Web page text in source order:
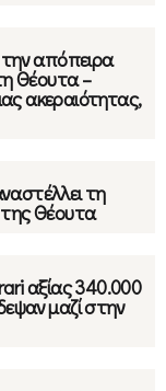
την απόπειρα
Θέουτα –
ακεραιότητας,
τη
της Θέουτα
αξίας 340.000
μαζί στην